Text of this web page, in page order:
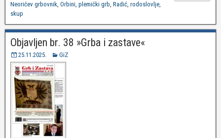
Neorićev grbovnik, Orbini, plemićki grb, Radić, rodoslovlje,
skup
Objavljen br. 38 »Grba i zastave«
25.11.2025. GiZ